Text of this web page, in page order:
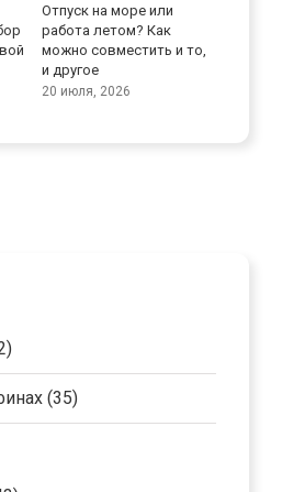
Отпуск на море или
работа летом? Как
можно совместить и то,
и другое
20 июля, 2026
(35)